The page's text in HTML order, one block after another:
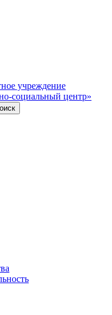
учреждение
социальный центр»